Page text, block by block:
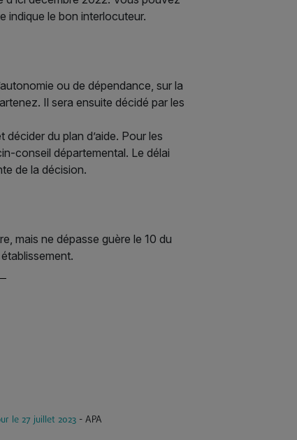
indique le bon interlocuteur.
ou de dépendance, sur la
Il sera ensuite décidé par les
du plan d’aide. Pour les
conseil départemental. Le délai
de la décision.
mais ne dépasse guère le 10 du
le 27 juillet 2023 - APA